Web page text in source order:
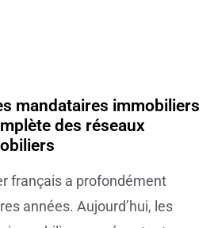
mandataires immobiliers
des réseaux
français a profondément
années. Aujourd’hui, les